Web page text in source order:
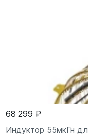
68 299 ₽
Индуктор 55мкГн